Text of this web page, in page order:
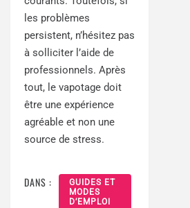
les problèmes
persistent, n’hésitez pas
à solliciter l’aide de
professionnels. Après
tout, le vapotage doit
être une expérience
agréable et non une
source de stress.
DANS :
GUIDES ET
MODES
D’EMPLOI